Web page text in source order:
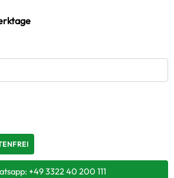
+49 3322 40 200 111